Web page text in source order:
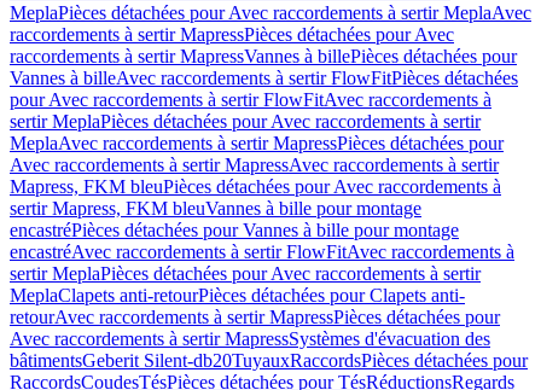
MeplaPièces détachées pour Avec raccordements à sertir MeplaAvec
raccordements à sertir MapressPièces détachées pour Avec
raccordements à sertir MapressVannes à billePièces détachées pour
Vannes à billeAvec raccordements à sertir FlowFitPièces détachées
pour Avec raccordements à sertir FlowFitAvec raccordements à
sertir MeplaPièces détachées pour Avec raccordements à sertir
MeplaAvec raccordements à sertir MapressPièces détachées pour
Avec raccordements à sertir MapressAvec raccordements à sertir
Mapress, FKM bleuPièces détachées pour Avec raccordements à
sertir Mapress, FKM bleuVannes à bille pour montage
encastréPièces détachées pour Vannes à bille pour montage
encastréAvec raccordements à sertir FlowFitAvec raccordements à
sertir MeplaPièces détachées pour Avec raccordements à sertir
MeplaClapets anti-retourPièces détachées pour Clapets anti-
retourAvec raccordements à sertir MapressPièces détachées pour
Avec raccordements à sertir MapressSystèmes d'évacuation des
bâtimentsGeberit Silent-db20TuyauxRaccordsPièces détachées pour
RaccordsCoudesTésPièces détachées pour TésRéductionsRegards